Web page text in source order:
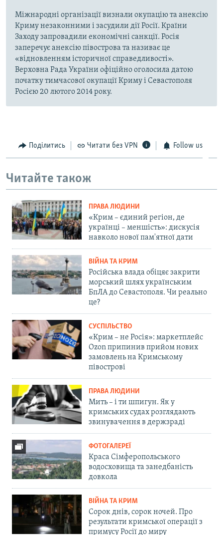
Міжнародні організації визнали окупацію та анексію
Криму незаконними і засудили дії Росії. Країни
Заходу запровадили економічні санкції. Росія
заперечує анексію півострова та називає це
«відновленням історичної справедливості».
Верховна Рада України офіційно оголосила датою
початку тимчасової окупації Криму і Севастополя
Росією 20 лютого 2014 року.
Поділитись Читати без VPN Follow us
Читайте також
ПРАВА ЛЮДИНИ
«Крим – єдиний регіон, де
українці – меншість»: дискусія
навколо нової пам'ятної дати
ВІЙНА ТА КРИМ
Російська влада обіцяє закрити
морський шлях українським
БпЛА до Севастополя. Чи реально
це?
СУСПІЛЬСТВО
«Крим – не Росія»: маркетплейс
Ozon припинив прийом нових
замовлень на Кримському
півострові
ПРАВА ЛЮДИНИ
Мить – і ти шпигун. Як у
кримських судах розглядають
звинувачення в держзраді
ФОТОГАЛЕРЕЇ
Краса Сімферопольського
водосховища та занедбаність
довкола
ВІЙНА ТА КРИМ
Сорок днів, сорок ночей. Про
результати кримської операції з
примусу Росії до миру